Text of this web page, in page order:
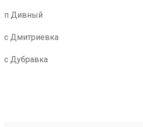
п Дивный
с Дмитриевка
с Дубравка